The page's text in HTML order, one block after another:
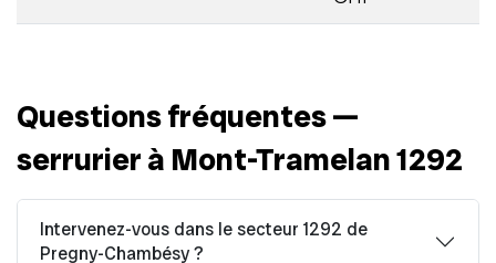
Questions fréquentes —
serrurier à Mont-Tramelan 1292
Intervenez-vous dans le secteur 1292 de
Pregny-Chambésy ?